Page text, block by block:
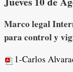
Marco legal
para control y
1-Carlos